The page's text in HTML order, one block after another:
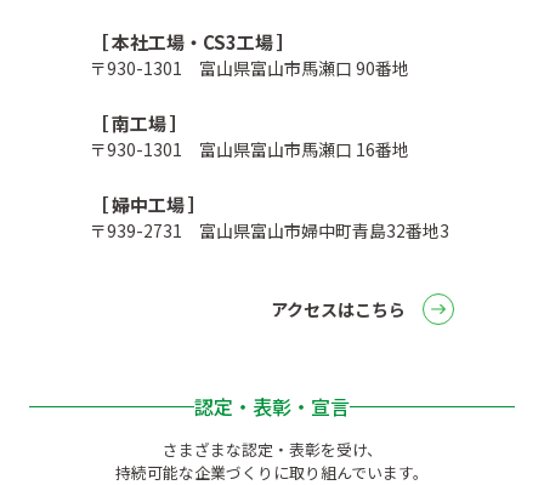
［ 本社工場・CS3工場 ］
〒930-1301 富山県富山市馬瀬口 90番地
［ 南工場 ］
〒930-1301 富山県富山市馬瀬口 16番地
［ 婦中工場 ］
〒939-2731 富山県富山市婦中町青島32番地3
アクセスはこちら
認定・表彰・宣言
さまざまな認定・表彰を受け、
持続可能な企業づくりに取り組んでいます。